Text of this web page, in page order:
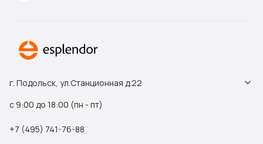
г. Подольск, ул.Станционная д.22
с 9:00 до 18:00 (пн - пт)
+7 (495) 741-76-88